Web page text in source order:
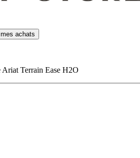
achats
Ariat Terrain Ease H2O